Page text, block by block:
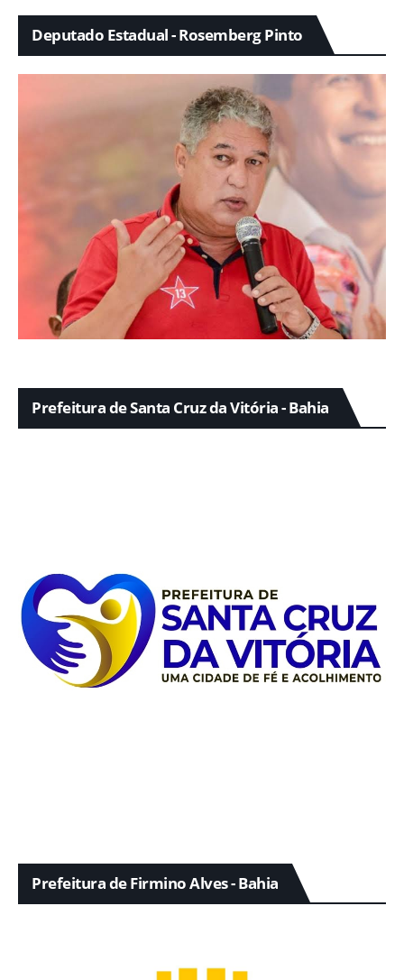
Deputado Estadual - Rosemberg Pinto
Prefeitura de Santa Cruz da Vitória - Bahia
Prefeitura de Firmino Alves - Bahia